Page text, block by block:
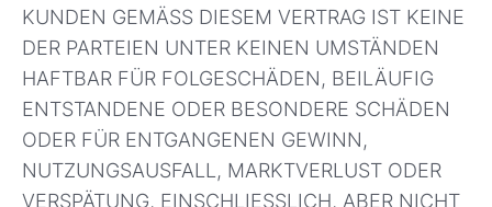
KUNDEN GEMÄSS DIESEM VERTRAG IST KEINE
DER PARTEIEN UNTER KEINEN UMSTÄNDEN
HAFTBAR FÜR FOLGESCHÄDEN, BEILÄUFIG
ENTSTANDENE ODER BESONDERE SCHÄDEN
ODER FÜR ENTGANGENEN GEWINN,
NUTZUNGSAUSFALL, MARKTVERLUST ODER
VERSPÄTUNG, EINSCHLIESSLICH, ABER NICHT